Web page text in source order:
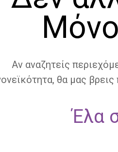
Αν αναζητείς
θα μας
Έλα